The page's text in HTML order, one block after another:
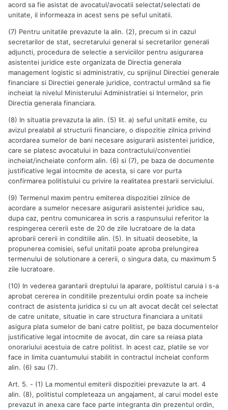
acord sa fie asistat de avocatul/avocatii selectat/selectati de
unitate, il informeaza in acest sens pe seful unitatii.
(7) Pentru unitatile prevazute la alin. (2), precum si in cazul
secretarilor de stat, secretarului general si secretarilor generali
adjuncti, procedura de selectie a serviciilor pentru asigurarea
asistentei juridice este organizata de Directia generala
management logistic si administrativ, cu sprijinul Directiei generale
financiare si Directiei generale juridice, contractul urmând sa fie
incheiat la nivelul Ministerului Administratiei si Internelor, prin
Directia generala financiara.
(8) In situatia prevazuta la alin. (5) lit. a) seful unitatii emite, cu
avizul prealabil al structurii financiare, o dispozitie zilnica privind
acordarea sumelor de bani necesare asigurarii asistentei juridice,
care se platesc avocatului in baza contractului/conventiei
incheiat/incheiate conform alin. (6) si (7), pe baza de documente
justificative legal intocmite de acesta, si care vor purta
confirmarea politistului cu privire la realitatea prestarii serviciului.
(9) Termenul maxim pentru emiterea dispozitiei zilnice de
acordare a sumelor necesare asigurarii asistentei juridice sau,
dupa caz, pentru comunicarea in scris a raspunsului referitor la
respingerea cererii este de 20 de zile lucratoare de la data
aprobarii cererii in conditiile alin. (5). In situatii deosebite, la
propunerea comisiei, seful unitatii poate aproba prelungirea
termenului de solutionare a cererii, o singura data, cu maximum 5
zile lucratoare.
(10) In vederea garantarii dreptului la aparare, politistul caruia i s-a
aprobat cererea in conditiile prezentului ordin poate sa incheie
contract de asistenta juridica si cu un alt avocat decât cel selectat
de catre unitate, situatie in care structura financiara a unitatii
asigura plata sumelor de bani catre politist, pe baza documentelor
justificative legal intocmite de avocat, din care sa reiasa plata
onorariului acestuia de catre politist. In acest caz, platile se vor
face in limita cuantumului stabilit in contractul incheiat conform
alin. (6) sau (7).
Art. 5. - (1) La momentul emiterii dispozitiei prevazute la art. 4
alin. (8), politistul completeaza un angajament, al carui model este
prevazut in anexa care face parte integranta din prezentul ordin,